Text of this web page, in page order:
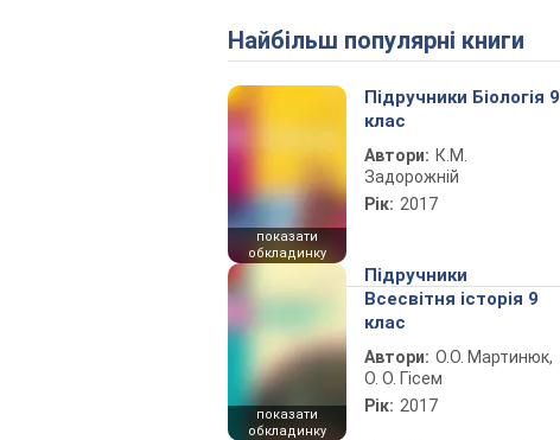
Найбільш популярні книги
показати
обкладинку
Підручники Біологія 9
клас
Автори: К.М.
Задорожній
Рік: 2017
показати
обкладинку
Підручники
Всесвітня історія 9
клас
Автори: О.О. Мартинюк,
О. О. Гісем
Рік: 2017